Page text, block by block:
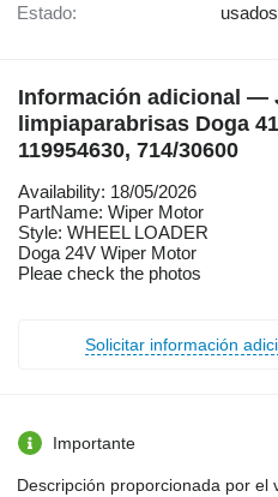
Estado: usados
Información adicional —
limpiaparabrisas Doga
119954630, 714/30600
Availability: 18/05/2026
PartName: Wiper Motor
Style: WHEEL LOADER
Doga 24V Wiper Motor
Pleae check the photos
Solicitar información
Importante
Descripción proporcionada por el